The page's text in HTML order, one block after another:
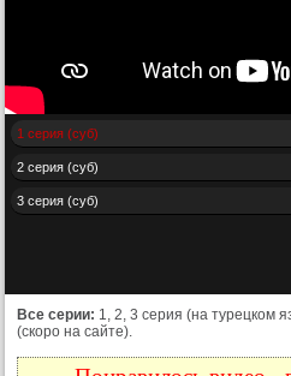
1 серия (суб)
2 серия (суб)
3 серия (суб)
Все серии: 1, 2, 3 серия (на турецком
(скоро на сайте).